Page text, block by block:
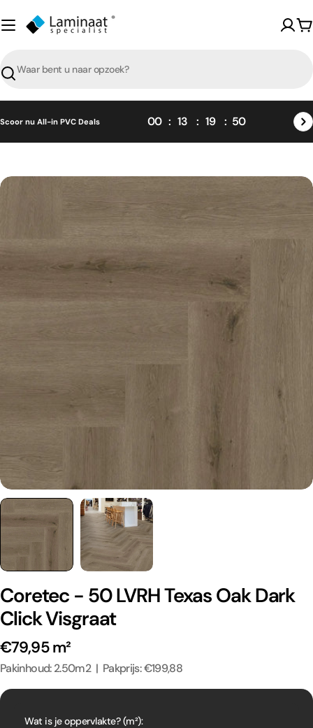
naar
content
Zoeken
Scoor nu All-in PVC Deals 00 13 19 49
Skip
Coretec - 50 LVRH Texas Oak Dark
Click Visgraat
€79,95 m²
Pakinhoud: 2.50m2 | Pakprijs: €199,88
Wat is je oppervlakte? (m²):